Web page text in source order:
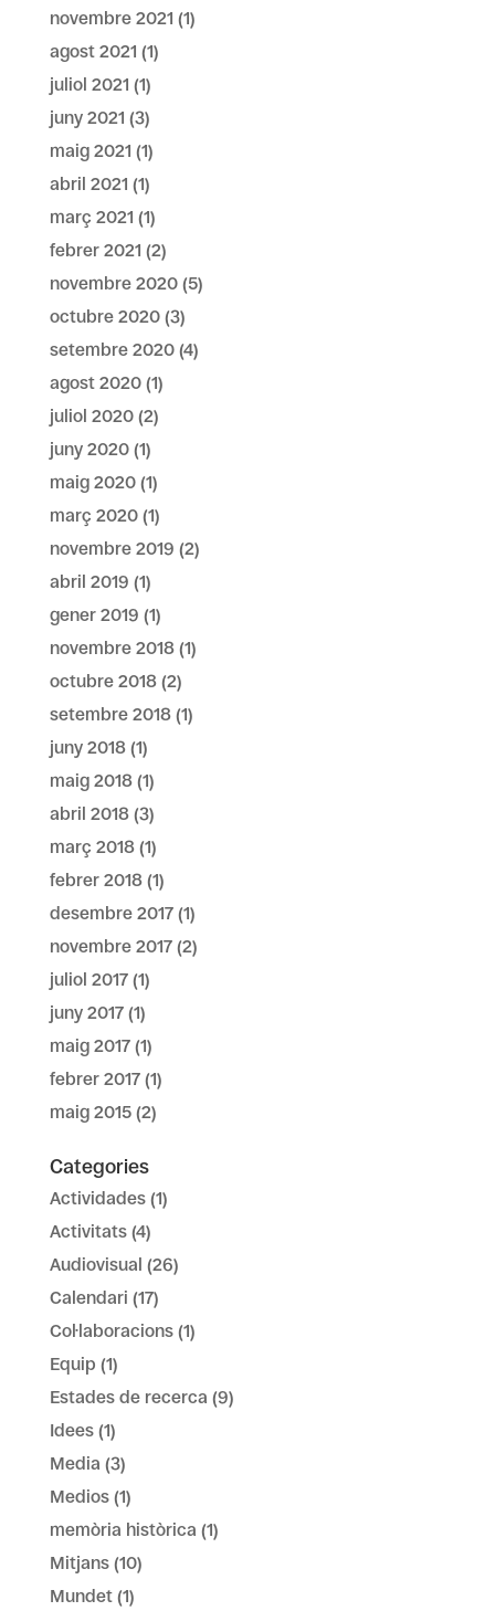
novembre 2021 (1)
agost 2021 (1)
juliol 2021 (1)
juny 2021 (3)
maig 2021 (1)
abril 2021 (1)
març 2021 (1)
febrer 2021 (2)
novembre 2020(5)
octubre 2020(3)
setembre 2020(4)
agost 2020(1)
juliol 2020(2)
juny 2020(1)
maig 2020(1)
març 2020(1)
novembre 2019 (2)
abril 2019 (1)
gener 2019 (1)
novembre 2018(1)
octubre 2018(2)
setembre 2018(1)
juny 2018(1)
maig 2018(1)
abril 2018(3)
març 2018(1)
febrer 2018(1)
desembre 2017(1)
novembre 2017(2)
juliol 2017(1)
juny 2017(1)
maig 2017(1)
febrer 2017(1)
maig 2015(2)
Categories
Actividades(1)
Activitats(4)
Audiovisual (26)
Calendari (17)
Col·laboracions(1)
Equip (1)
Estades de recerca (9)
Idees(1)
Media (3)
Medios(1)
memòria històrica (1)
Mitjans(10)
Mundet(1)